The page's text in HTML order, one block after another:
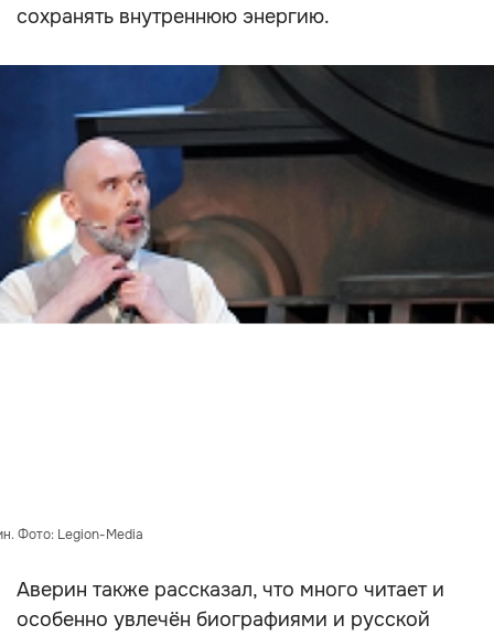
сохранять внутреннюю энергию.
Фото: Legion-Media
Аверин также рассказал, что много читает и
особенно увлечён биографиями и русской